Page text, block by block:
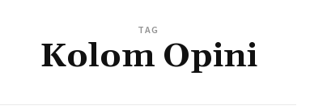
TAG
Kolom Opini